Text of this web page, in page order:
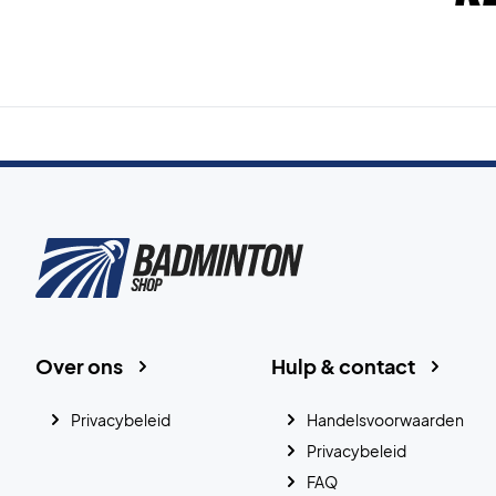
Hulp & contact
Handelsvoorwaarden
Privacybeleid
FAQ
Over ons
Privacybeleid